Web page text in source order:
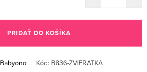
PRIDAŤ DO KOŠÍKA
Babyono Kód: B836-ZVIERATKA